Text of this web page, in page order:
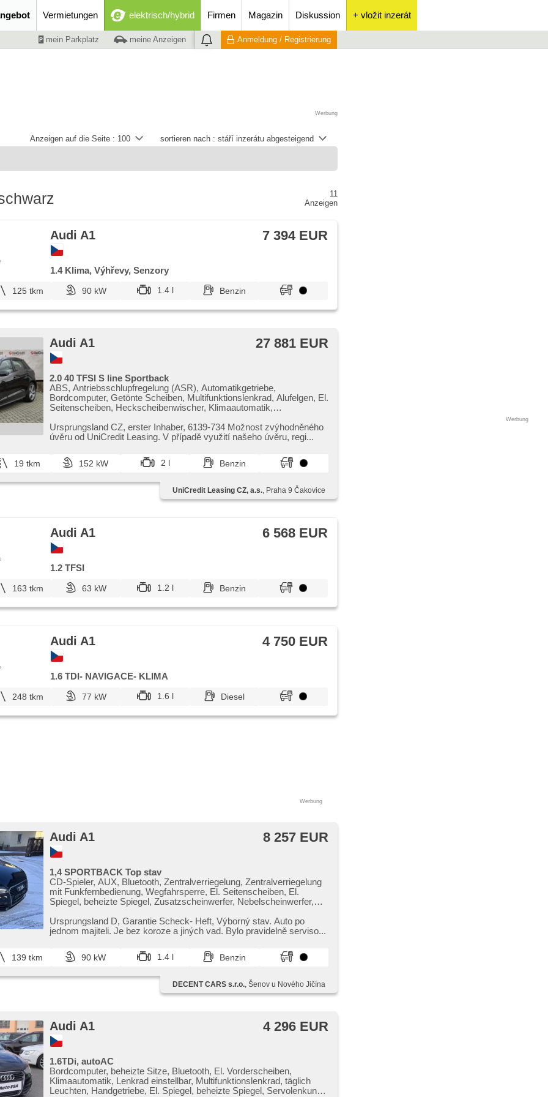
Vermietungen elektrisch/hybrid Firmen Magazin Diskussion + vložit inzerát
mein Parkplatz meine Anzeigen Anmeldung / Registrierung
Werbung
sortieren nach : stáří inzerátu abgesteigend
Anzeigen auf die Seite : 100
11
Anzeigen
Audi A1 7 394 EUR
1.4 Klima, Výhřevy, Senzory
125 tkm 90 kW 1.4 l Benzin
Audi A1 27 881 EUR
2.0 40 TFSI S line Sportback
ABS, Antriebsschlupfregelung (ASR), Automatikgetriebe,
Bordcomputer, Getönte Scheiben, Multifunktionslenkrad, Alufelgen, El.
Seitenscheiben, Heckscheibenwischer, Klimaautomatik,
Autoradio, Teilbare Rücksitzbank, El. Spiegel, beheizte Spiegel,
Servolenkung, beheizte Sitze, USB, Tempomat, Wegfahrsperre,
höheneinstellbare Sitze, Zentralverriegelung mit Funkfernbedienung,
6x Airbag, Navigation, Elektronisches Stabilitätsprogramm (ESP),
Zonen Klimaanlage, Start-Stop System, Bluetooth, isofix, parkovací
Ursprungsland CZ,​ erster Inhaber,​ 6139​-734 Možnost zvýhodněného
úvěru od UniCredit Leasing. V případě využití našeho úvěru,​ regi...
19 tkm 152 kW 2 l Benzin
UniCredit Leasing CZ, a.s., Praha 9 Čakovice
Audi A1 6 568 EUR
1.2 TFSI
163 tkm 63 kW 1.2 l Benzin
Audi A1 4 750 EUR
1.6 TDI- NAVIGACE- KLIMA
248 tkm 77 kW 1.6 l Diesel
Werbung
Audi A1 8 257 EUR
1,4 SPORTBACK Top stav
CD-Spieler, AUX, Bluetooth, Zentralverriegelung, Zentralverriegelung
mit Funkfernbedienung, Wegfahrsperre, El. Seitenscheiben, El.
Spiegel, beheizte Spiegel, Zusatzscheinwerfer, Nebelscheinwerfer,
Sportsitze, beheizte Sitze, höheneinstellbare Fahrersitz, Ledersitze,
Heckscheibenwischer, Multifunktionslenkrad, 6x Airbag,
Antriebsschlupfregelung (ASR), Elektronisches Stabilitätsprogramm
(ESP), Handgetriebe, 6 Geschwindigkeitsgänge, Tempomat,
Ursprungsland D,​ Garantie Scheck​- Heft,​ Výborný stav. Auto po
jednom majiteli. Je bez koroze a jiných vad. Bylo pravidelně serviso...
139 tkm 90 kW 1.4 l Benzin
DECENT CARS s.r.o., Šenov u Nového Jičína
Audi A1 4 296 EUR
1.6TDi, autoAC
Bordcomputer, beheizte Sitze, Bluetooth, El. Vorderscheiben,
Klimaautomatik, Lenkrad einstellbar, Multifunktionslenkrad, täglich
Leuchten, Handgetriebe, El. Spiegel, beheizte Spiegel, Servolenkung,
Werbung